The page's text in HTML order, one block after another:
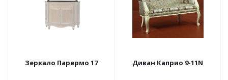
Зеркало Парермо 17 Диван Каприо 9-11N